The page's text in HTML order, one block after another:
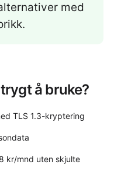
med
å bruke?
TLS 1.3-kryptering
kr/mnd uten skjulte